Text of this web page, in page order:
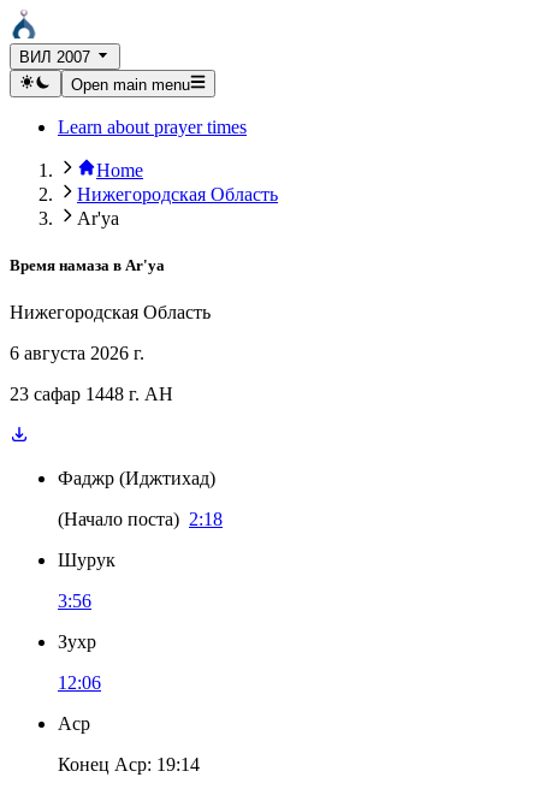
ВИЛ 2007
Open main menu
Learn about prayer times
Home
Нижегородская Область
Ar'ya
Время намаза в Ar'ya
Нижегородская Область
6 августа 2026 г.
23 сафар 1448 г. AH
Фаджр (Иджтихад)
(Начало поста) 2:18
Шурук
3:56
Зухр
12:06
Аср
Конец Аср: 19:14